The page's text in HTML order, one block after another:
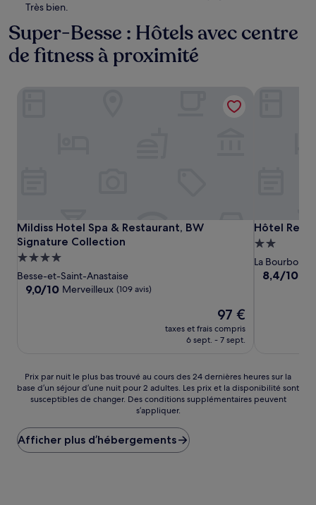
Très bien.
Super-Besse : Hôtels avec centre
de fitness à proximité
Mildiss Hotel Spa & Restaurant, BW
Signature Collection
Mildiss Hotel Spa & Restaurant, BW Signature Collection
Hébergement
4.0 étoiles
Besse-et-Saint-Anastaise
9.0
9,0/10 Merveilleux (109 avis)
Le
nouveau
prix
97 €
97 €
taxes et frais compris
6 sept. - 7 sept.
Hôtel
Hôtel
2.0 étoiles
La Bourboule
8.4
8,4/10
Prix
par
nuit
plus
bas
trouvé
Prix par nuit le plus bas trouvé au cours des 24 dernières heures sur la
base d’un séjour d’une nuit pour 2 adultes. Les prix et la disponibilité sont
susceptibles de changer. Des conditions supplémentaires peuvent
s’appliquer.
Afficher plus d’hébergements